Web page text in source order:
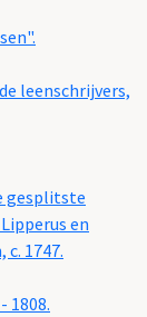
leenschrijvers,
gesplitste
en
1747.
1808.